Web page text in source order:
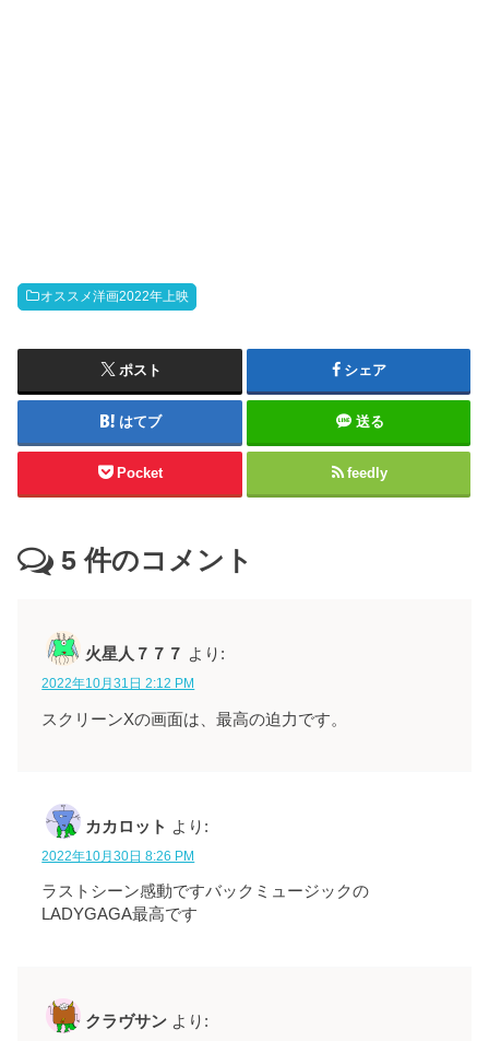
オススメ洋画2022年上映
ポスト シェア
はてブ 送る
Pocket feedly
5 件のコメント
火星人７７７ より:
2022年10月31日 2:12 PM
スクリーンXの画面は、最高の迫力です。
カカロット より:
2022年10月30日 8:26 PM
ラストシーン感動ですバックミュージックの
LADYGAGA最高です
クラヴサン より: